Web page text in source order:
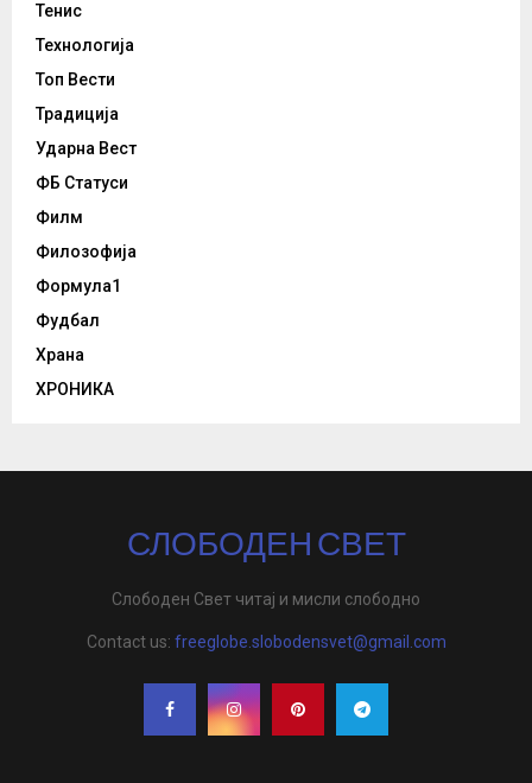
Тенис
Технологија
Топ Вести
Традиција
Ударна Вест
ФБ Статуси
Филм
Филозофија
Формула1
Фудбал
Храна
ХРОНИКА
СЛОБОДЕН СВЕТ
Слободен Свет читај и мисли слободно
Contact us: freeglobe.slobodensvet@gmail.com